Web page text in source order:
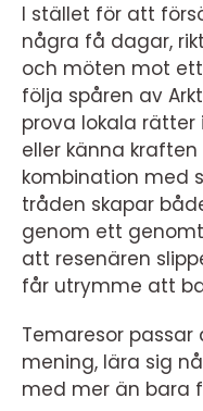
I stället för att
några få dagar,
och möten mot
följa spåren av
prova lokala rätter
eller känna
kombination med
tråden skapar
genom ett
att resenären
får utrymme att
Temaresor
mening, lära sig
med mer än bara